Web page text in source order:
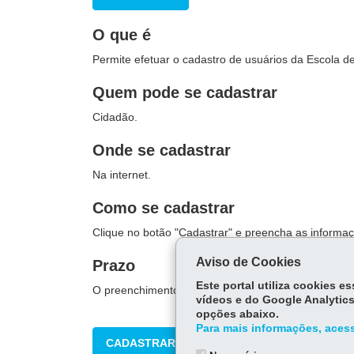
O que é
Permite efetuar o cadastro de usuários da Escola
Quem pode se cadastrar
Cidadão.
Onde se cadastrar
Na internet.
Como se cadastrar
Clique no botão "Cadastrar" e preencha as
Prazo
O preenchimento do cadastro é imediato.
CADASTRAR
Aviso de Cookies
Este portal utiliza cookies
vídeos e do Google
opções abaixo.
Para mais informações,